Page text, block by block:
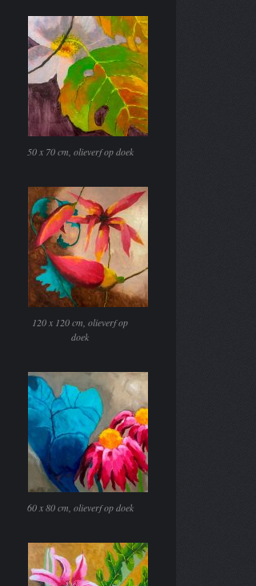
50 x 70 cm, olieverf op doek
120 x 120 cm, olieverf op
doek
60 x 80 cm, olieverf op doek